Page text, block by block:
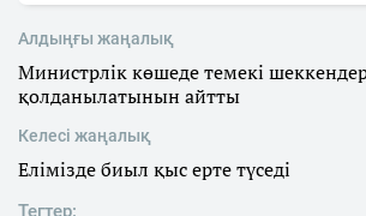
Алдыңғы жаңалық
Министрлік көшеде темекі
қолданылатынын айтты
Келесі жаңалық
Елімізде биыл қыс ерте түседі
Тегтер: